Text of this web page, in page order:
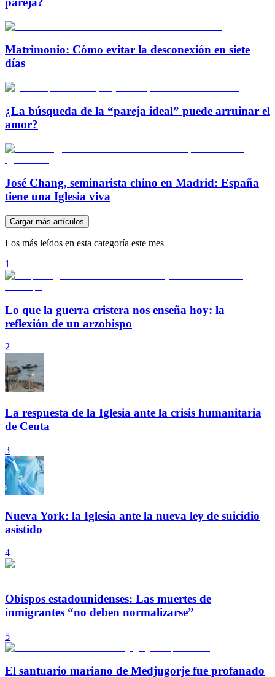
Matrimonio: Cómo evitar la desconexión en siete
días
¿La búsqueda de la “pareja ideal” puede arruinar el
amor?
José Chang, seminarista chino en Madrid: España
tiene una Iglesia viva
Cargar más artículos
Los más leídos en esta categoría este mes
1
Lo que la guerra cristera nos enseña hoy: la
reflexión de un arzobispo
2
La respuesta de la Iglesia ante la crisis humanitaria
de Ceuta
3
Nueva York: la Iglesia ante la nueva ley de suicidio
asistido
4
Obispos estadounidenses: Las muertes de
inmigrantes “no deben normalizarse”
5
El santuario mariano de Medjugorje fue profanado